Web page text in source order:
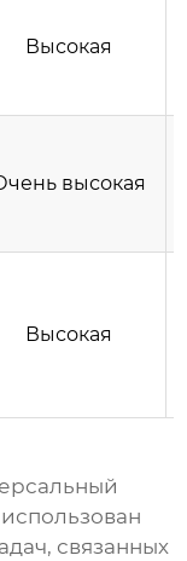
Высокая
высокая
Высокая
связанных